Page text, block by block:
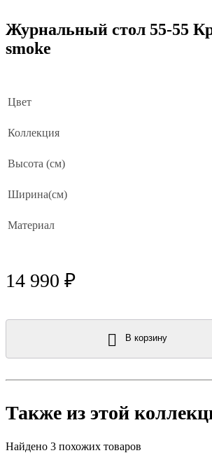
Журнальный стол 55-55
smoke
Цвет
Коллекция
Высота (см)
Ширина(см)
Материал
14 990 ₽
В корзину
Также из этой
Найдено 3 похожих товаров